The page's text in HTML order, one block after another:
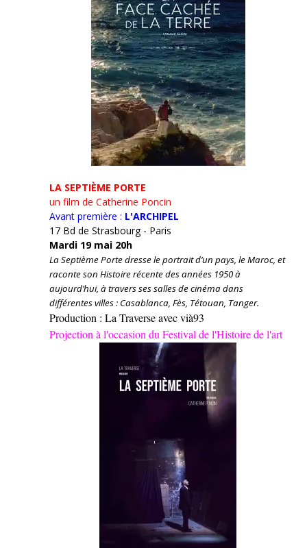
LA SEPTIÈME PORTE
un film de Catherine Poncin
Avant première : L'ARCHIPEL
17 Bd de Strasbourg - Paris
Mardi 19 mai 20h
La Septième Porte dresse le portrait d’un pays, le Maroc, et
raconte son Histoire récente des années 1950 à
aujourd’hui, à travers ses salles de cinéma dans
différentes villes : Casablanca, Fès, Tétouan, Tanger.
Production : La Traverse avec vià93
Projection à l'occasion du Festival de l'Histoire de l'art